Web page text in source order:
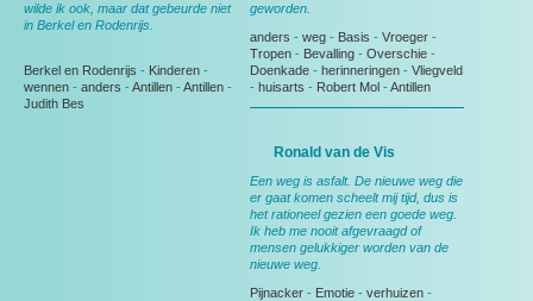
wilde ik ook, maar dat gebeurde niet
in Berkel en Rodenrijs.
Berkel en Rodenrijs - Kinderen -
wennen - anders -Antillen -Antillen -
Judith Bes
geworden.
anders - weg - Basis - Vroeger -
Tropen - Bevalling - Overschie -
Doenkade - herinneringen - Vliegveld
- huisarts - Robert Mol -Antillen
Ronald van de Vis
Een weg is asfalt. De nieuwe weg die
er gaat komen scheelt mij tijd, dus is
het rationeel gezien een goede weg.
Ik heb me nooit afgevraagd of
mensen gelukkiger worden van de
nieuwe weg.
Pijnacker - Emotie - verhuizen -